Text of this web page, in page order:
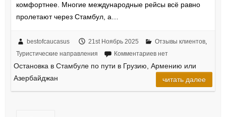
комфортнее. Многие международные рейсы всё равно
пролетают через Стамбул, а…
bestofcaucasus 21st Ноябрь 2025 Отзывы клиентов,
Туристические направления
Комментариев нет
Остановка в Стамбуле по пути в Грузию, Армению или
Азербайджан
читать далее